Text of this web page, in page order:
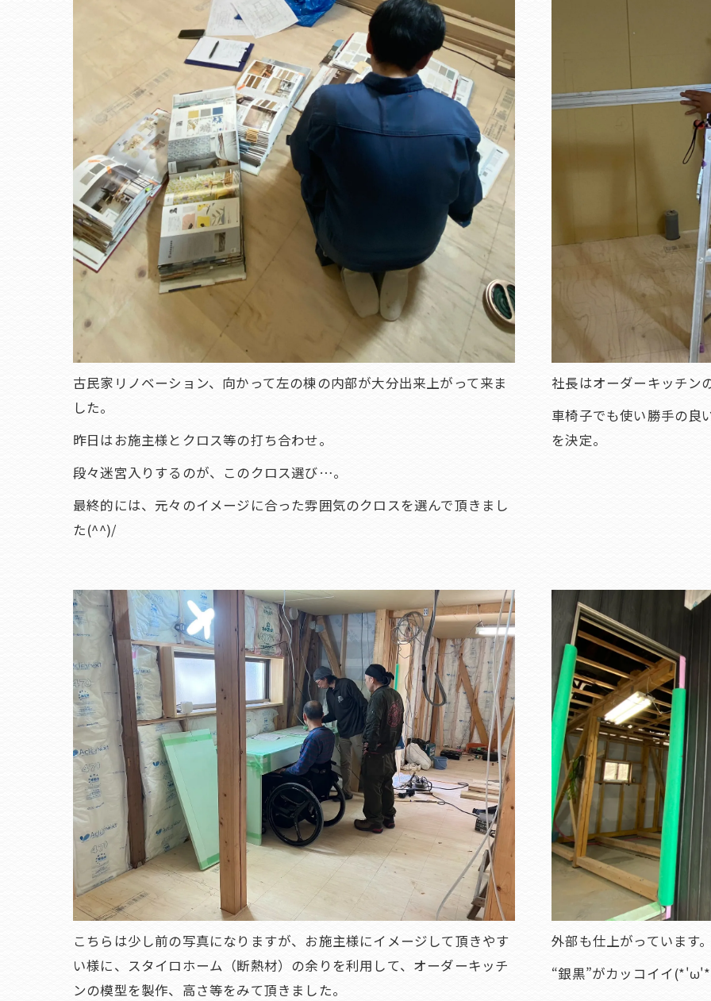
古民家リノベーション、向かって左の棟の内部が大分出来上がって来ま
した。
昨日はお施主様とクロス等の打ち合わせ。
段々迷宮入りするのが、このクロス選び…。
最終的には、元々のイメージに合った雰囲気のクロスを選んで頂きまし
た(^^)/
社長はオーダーキッチン
車椅子でも使い勝手の良
を決定。
こちらは少し前の写真になりますが、お施主様にイメージして頂きやす
い様に、スタイロホーム（断熱材）の余りを利用して、オーダーキッチ
ンの模型を製作、高さ等をみて頂きました。
外部も仕上がっています
“銀黒”がカッコイイ